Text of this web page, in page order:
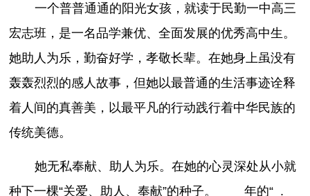
一个普普通通的阳光女孩，就读于民勤一中高三
宏志班，是一名品学兼优、全面发展的优秀高中生。
她助人为乐，勤奋好学，孝敬长辈。在她身上虽没有
轰轰烈烈的感人故事，但她以最普通的生活事迹诠释
着人间的真善美，以最平凡的行动践行着中华民族的
传统美德。
她无私奉献、助人为乐。在她的心灵深处从小就
种下一棵“关爱、助人、奉献”的种子。____年的“_._